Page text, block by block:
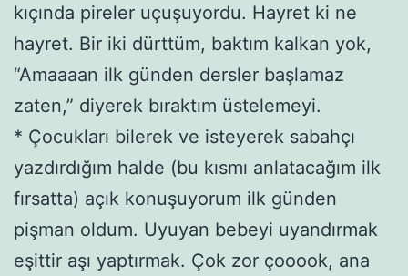
kıçında pireler uçuşuyordu. Hayret ki ne
hayret. Bir iki dürttüm, baktım kalkan yok,
“Amaaaan ilk günden dersler başlamaz
zaten,” diyerek bıraktım üstelemeyi.
* Çocukları bilerek ve isteyerek sabahçı
yazdırdığım halde (bu kısmı anlatacağım ilk
fırsatta) açık konuşuyorum ilk günden
pişman oldum. Uyuyan bebeyi uyandırmak
eşittir aşı yaptırmak. Çok zor çooook, ana